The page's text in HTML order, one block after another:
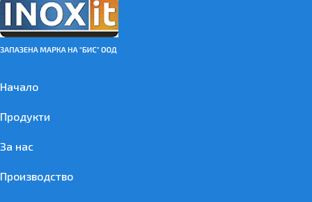
Начало
Продукти
За нас
Производство